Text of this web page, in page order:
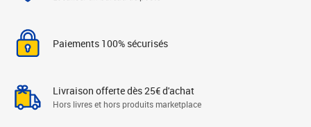
Paiements 100% sécurisés
Livraison offerte dès 25€ d'achat
Hors livres et hors produits marketplace